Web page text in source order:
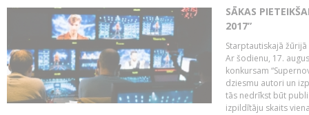
SĀKAS
2017”
Starptautiskajā
Ar šodienu, 17.
konkursam
dziesmu autori un
tās nedrīkst būt
izpildītāju skaits